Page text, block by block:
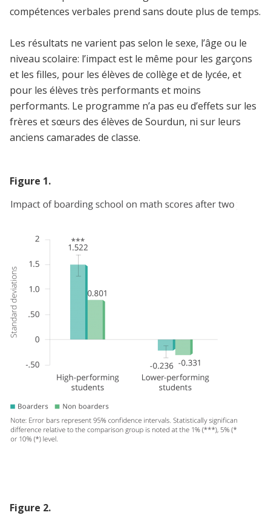
compétences verbales prend sans doute plus de temps.
Les résultats ne varient pas selon le sexe, l’âge ou le
niveau scolaire: l’impact est le même pour les garçons
et les filles, pour les élèves de collège et de lycée, et
pour les élèves très performants et moins
performants. Le programme n’a pas eu d’effets sur les
frères et sœurs des élèves de Sourdun, ni sur leurs
anciens camarades de classe.
Figure 1.
Figure 2.